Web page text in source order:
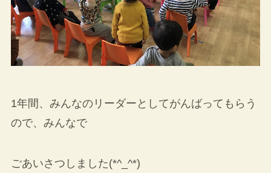
1年間、みんなのリーダーとしてがんばってもらう
ので、みんなで
ごあいさつしました(*^_^*)